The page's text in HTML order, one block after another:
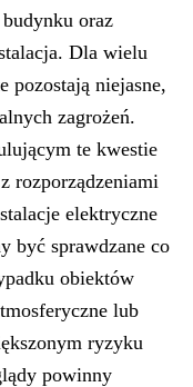
oraz
Dla wielu
pozostają niejasne,
zagrożeń.
te kwestie
rozporządzeniami
elektryczne
być sprawdzane co
obiektów
lub
ryzyku
powinny